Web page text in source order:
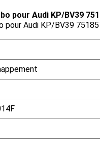
pour Audi KP/BV39
pour Audi KP/BV39